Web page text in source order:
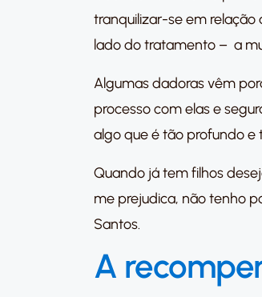
tranquilizar-se em relação
lado do tratamento – a
Algumas dadoras vêm
processo com elas e
algo que é tão profundo e
Quando já tem filhos
me prejudica, não tenho
Santos.
A